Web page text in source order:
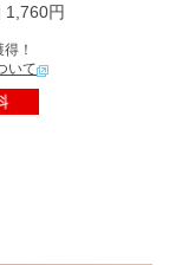
1,760円
！
いて